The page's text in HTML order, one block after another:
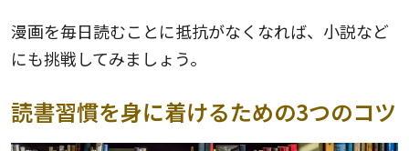
漫画を毎日読むことに抵抗がなくなれば、小説など
にも挑戦してみましょう。
読書習慣を身に着けるための3つのコツ